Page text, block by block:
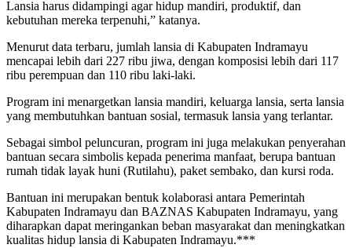
Lansia harus didampingi agar hidup mandiri, produktif, dan
kebutuhan mereka terpenuhi,” katanya.
Menurut data terbaru, jumlah lansia di Kabupaten Indramayu
mencapai lebih dari 227 ribu jiwa, dengan komposisi lebih dari 117
ribu perempuan dan 110 ribu laki-laki.
Program ini menargetkan lansia mandiri, keluarga lansia, serta lansia
yang membutuhkan bantuan sosial, termasuk lansia yang terlantar.
Sebagai simbol peluncuran, program ini juga melakukan penyerahan
bantuan secara simbolis kepada penerima manfaat, berupa bantuan
rumah tidak layak huni (Rutilahu), paket sembako, dan kursi roda.
Bantuan ini merupakan bentuk kolaborasi antara Pemerintah
Kabupaten Indramayu dan BAZNAS Kabupaten Indramayu, yang
diharapkan dapat meringankan beban masyarakat dan meningkatkan
kualitas hidup lansia di Kabupaten Indramayu.***